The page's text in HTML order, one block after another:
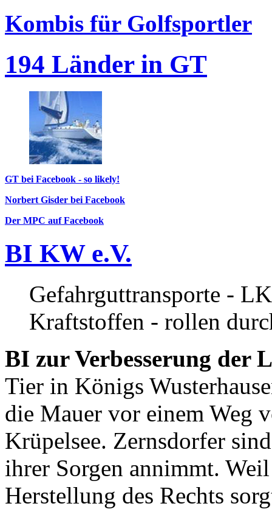
Kombis für Golfsportler
194 Länder in GT
GT bei Facebook - so likely!
Norbert Gisder bei Facebook
Der MPC auf Facebook
BI KW e.V.
Gefahrguttransporte -
Kraftstoffen - rollen
BI zur Verbesserung der
Tier in Königs
die Mauer vor einem Weg
Krüpelsee. Zernsdorfer
ihrer Sorgen annimmt.
Herstellung des Rechts